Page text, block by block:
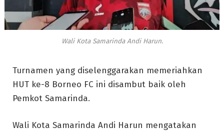
Wali Kota Samarinda Andi Harun.
Turnamen yang diselenggarakan memeriahkan
HUT ke-8 Borneo FC ini disambut baik oleh
Pemkot Samarinda.
Wali Kota Samarinda Andi Harun mengatakan